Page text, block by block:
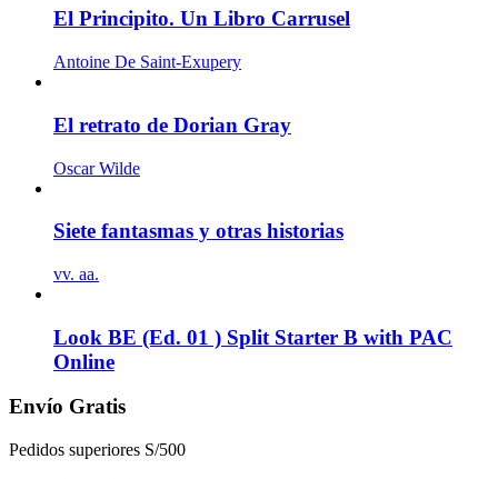
El Principito. Un Libro Carrusel
Antoine De Saint-Exupery
El retrato de Dorian Gray
Oscar Wilde
Siete fantasmas y otras historias
vv. aa.
Look BE (Ed. 01 ) Split Starter B with PAC
Online
Envío Gratis
Pedidos superiores S/500